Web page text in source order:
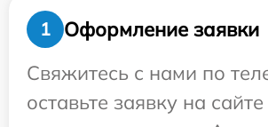
1
Оформление заявки
Свяжитесь с нами по
оставьте заявку на сайте